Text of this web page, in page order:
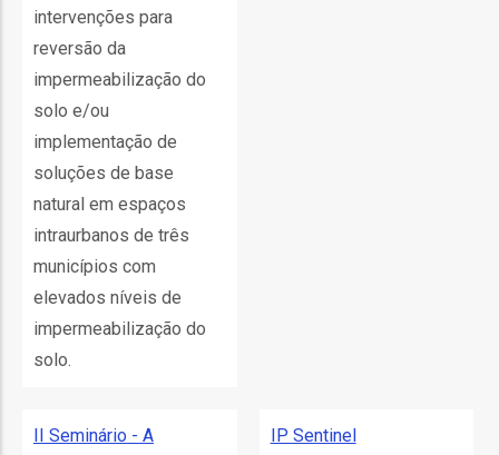
intervenções para
reversão da
impermeabilização do
solo e/ou
implementação de
soluções de base
natural em espaços
intraurbanos de três
municípios com
elevados níveis de
impermeabilização do
solo.
II Seminário - A
IP Sentinel